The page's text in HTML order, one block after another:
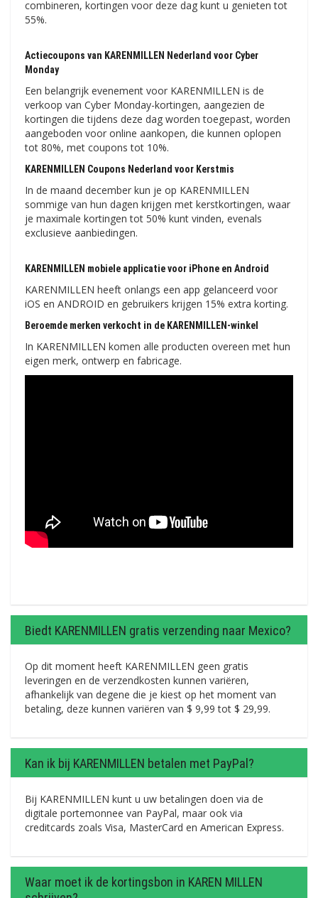
combineren, kortingen voor deze dag kunt u genieten tot
55%.
Actiecoupons van KARENMILLEN Nederland voor Cyber ​​​​
Monday
Een belangrijk evenement voor KARENMILLEN is de
verkoop van Cyber ​​​​Monday-kortingen, aangezien de
kortingen die tijdens deze dag worden toegepast, worden
aangeboden voor online aankopen, die kunnen oplopen
tot 80%, met coupons tot 10%.
KARENMILLEN Coupons Nederland voor Kerstmis
In de maand december kun je op KARENMILLEN
sommige van hun dagen krijgen met kerstkortingen, waar
je maximale kortingen tot 50% kunt vinden, evenals
exclusieve aanbiedingen.
KARENMILLEN mobiele applicatie voor iPhone en Android
KARENMILLEN heeft onlangs een app gelanceerd voor
iOS en ANDROID en gebruikers krijgen 15% extra korting.
Beroemde merken verkocht in de KARENMILLEN-winkel
In KARENMILLEN komen alle producten overeen met hun
eigen merk, ontwerp en fabricage.
Biedt KARENMILLEN gratis verzending naar Mexico?
Op dit moment heeft KARENMILLEN geen gratis
leveringen en de verzendkosten kunnen variëren,
afhankelijk van degene die je kiest op het moment van
betaling, deze kunnen variëren van $ 9,99 tot $ 29,99.
Kan ik bij KARENMILLEN betalen met PayPal?
Bij KARENMILLEN kunt u uw betalingen doen via de
digitale portemonnee van PayPal, maar ook via
creditcards zoals Visa, MasterCard en American Express.
Waar moet ik de kortingsbon in KAREN MILLEN